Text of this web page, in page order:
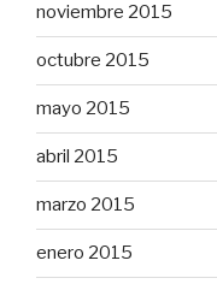
noviembre 2015
octubre 2015
mayo 2015
abril 2015
marzo 2015
enero 2015